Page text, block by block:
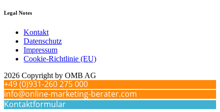
Legal Notes
Kontakt
Datenschutz
Impressum
Cookie-Richtlinie (EU)
2026 Copyright by OMB AG
+49 (0)931-260 275 000
info@online-marketing-berater.com
Kontaktformular